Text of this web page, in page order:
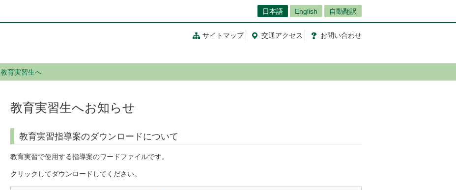
日本語 English 自動翻訳
サイトマップ 交通アクセス お問い合わせ
教育実習生へ
教育実習生へお知らせ
教育実習指導案のダウンロードについて
教育実習で使用する指導案のワードファイルです。
クリックしてダウンロードしてください。